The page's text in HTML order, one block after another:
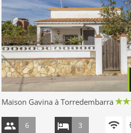
Maison Gavina à Torredembarra
6 3